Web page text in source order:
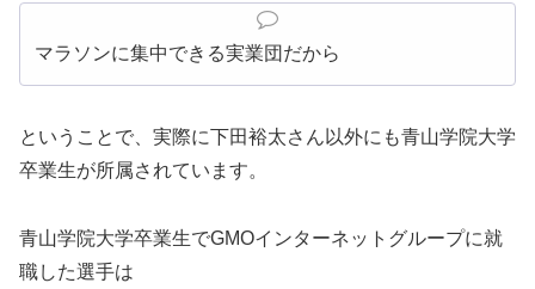
マラソンに集中できる実業団だから
ということで、実際に下田裕太さん以外にも青山学院大学
卒業生が所属されています。
青山学院大学卒業生でGMOインターネットグループに就
職した選手は